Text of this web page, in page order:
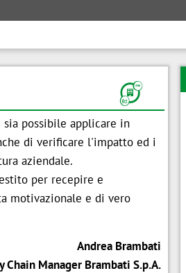
F
possibile applicare in
di verificare l'impatto ed i
aziendale.
per recepire e
motivazionale e di vero
Andrea Brambati
Chain Manager Brambati S.p.A.